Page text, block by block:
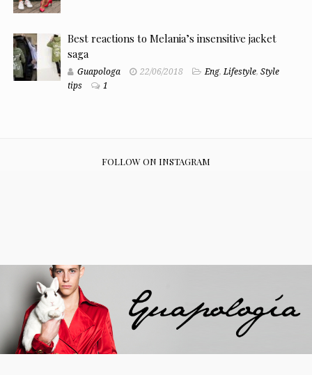
Best reactions to Melania’s insensitive jacket
saga
Guapologa 22/06/2018 Eng,Lifestyle, Style
tips
1
FOLLOW ON INSTAGRAM